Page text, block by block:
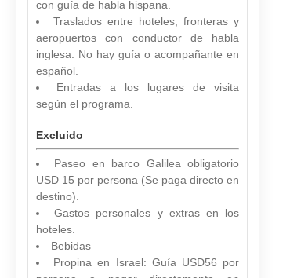
con guía de habla hispana.
Traslados entre hoteles, fronteras y
aeropuertos con conductor de habla
inglesa. No hay guía o acompañante en
español.
Entradas a los lugares de visita
según el programa.
Excluido
Paseo en barco Galilea obligatorio
USD 15 por persona (Se paga directo en
destino).
Gastos personales y extras en los
hoteles.
Bebidas
Propina en Israel: Guía USD56 por